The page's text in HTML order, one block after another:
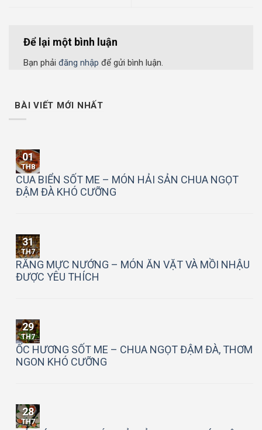
Để lại một bình luận
Bạn phải đăng nhập để gửi bình luận.
BÀI VIẾT MỚI NHẤT
01
TH8
CUA BIỂN SỐT ME – MÓN HẢI SẢN CHUA NGỌT
ĐẬM ĐÀ KHÓ CƯỠNG
31
TH7
RĂNG MỰC NƯỚNG – MÓN ĂN VẶT VÀ MỒI NHẬU
ĐƯỢC YÊU THÍCH
29
TH7
ỐC HƯƠNG SỐT ME – CHUA NGỌT ĐẬM ĐÀ, THƠM
NGON KHÓ CƯỠNG
28
TH7